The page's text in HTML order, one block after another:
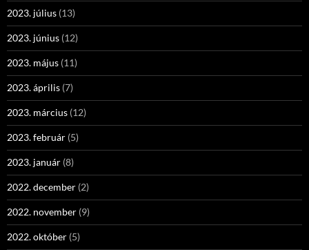
2023. július (13)
2023. június (12)
2023. május (11)
2023. április (7)
2023. március (12)
2023. február (5)
2023. január (8)
2022. december (2)
2022. november (9)
2022. október (5)